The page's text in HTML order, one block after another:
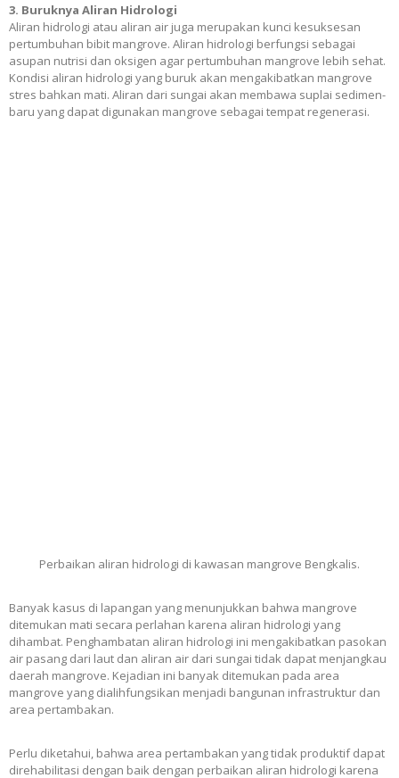
3. Buruknya Aliran Hidrologi
Aliran hidrologi atau aliran air juga merupakan kunci kesuksesan
pertumbuhan bibit mangrove. Aliran hidrologi berfungsi sebagai
asupan nutrisi dan oksigen agar pertumbuhan mangrove lebih sehat.
Kondisi aliran hidrologi yang buruk akan mengakibatkan mangrove
stres bahkan mati. Aliran dari sungai akan membawa suplai sedimen-
baru yang dapat digunakan mangrove sebagai tempat regenerasi.
Perbaikan aliran hidrologi di kawasan mangrove Bengkalis.
Banyak kasus di lapangan yang menunjukkan bahwa mangrove
ditemukan mati secara perlahan karena aliran hidrologi yang
dihambat. Penghambatan aliran hidrologi ini mengakibatkan pasokan
air pasang dari laut dan aliran air dari sungai tidak dapat menjangkau
daerah mangrove. Kejadian ini banyak ditemukan pada area
mangrove yang dialihfungsikan menjadi bangunan infrastruktur dan
area pertambakan.
Perlu diketahui, bahwa area pertambakan yang tidak produktif dapat
direhabilitasi dengan baik dengan perbaikan aliran hidrologi karena